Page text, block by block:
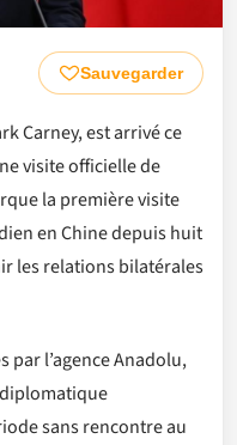
Sauvegarder
Carney, est arrivé ce
visite officielle de
la première visite
en Chine depuis huit
les relations bilatérales
l’agence Anadolu,
sans rencontre au